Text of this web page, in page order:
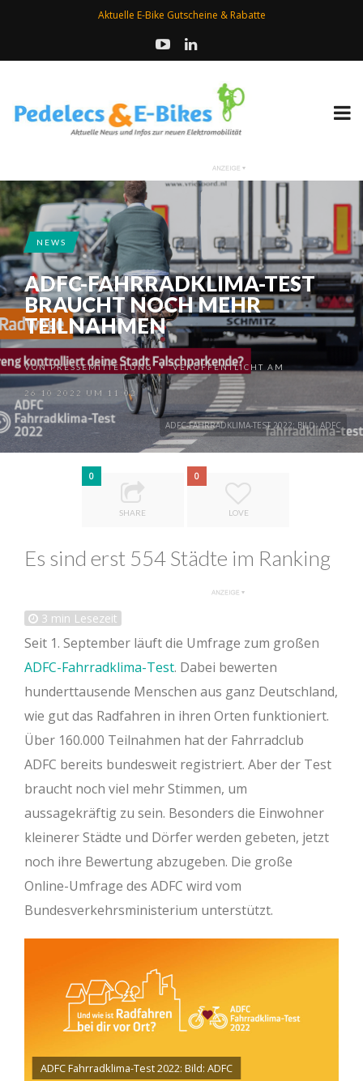
Aktuelle E-Bike Gutscheine & Rabatte
ADFC-FAHRRADKLIMA-TEST 2022; BILD: ADFC
NEWS
ADFC-FAHRRADKLIMA-TEST
BRAUCHT NOCH MEHR
TEILNAHMEN
VONPRESSEMITTEILUNG •VERÖFFENTLICHT AM
26.10.2022 UM 11:02
0
SHARE
0
LOVE
Es sind erst 554 Städte im Ranking
3 min Lesezeit
Seit 1. September läuft die Umfrage zum großen
ADFC-Fahrradklima-Test. Dabei bewerten
hunderttausende Menschen aus ganz Deutschland,
wie gut das Radfahren in ihren Orten funktioniert.
Über 160.000 Teilnahmen hat der Fahrradclub
ADFC bereits bundesweit registriert. Aber der Test
braucht noch viel mehr Stimmen, um
aussagekräftig zu sein. Besonders die Einwohner
kleinerer Städte und Dörfer werden gebeten, jetzt
noch ihre Bewertung abzugeben. Die große
Online-Umfrage des ADFC wird vom
Bundesverkehrsministerium unterstützt.
ADFC Fahrradklima-Test 2022: Bild: ADFC